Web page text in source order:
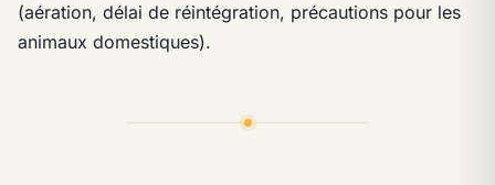
(aération, délai de réintégration, précautions pour les
animaux domestiques).